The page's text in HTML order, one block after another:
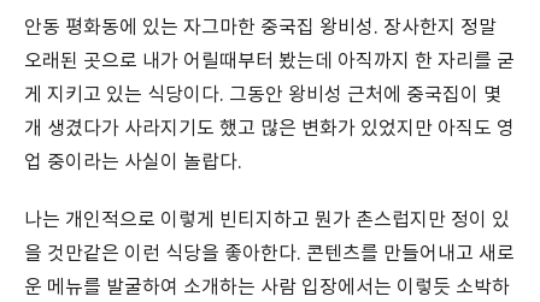
안동 평화동에 있는 자그마한 중국집 왕비성. 장사한지 정말
오래된 곳으로 내가 어릴때부터 봤는데 아직까지 한 자리를 굳
게 지키고 있는 식당이다. 그동안 왕비성 근처에 중국집이 몇
개 생겼다가 사라지기도 했고 많은 변화가 있었지만 아직도 영
업 중이라는 사실이 놀랍다.
나는 개인적으로 이렇게 빈티지하고 뭔가 촌스럽지만 정이 있
을 것만같은 이런 식당을 좋아한다. 콘텐츠를 만들어내고 새로
운 메뉴를 발굴하여 소개하는 사람 입장에서는 이렇듯 소박하